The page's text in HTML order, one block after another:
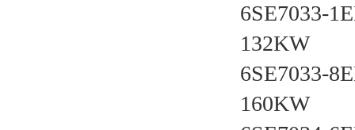
6SE7033-
132KW
6SE7033-
160KW